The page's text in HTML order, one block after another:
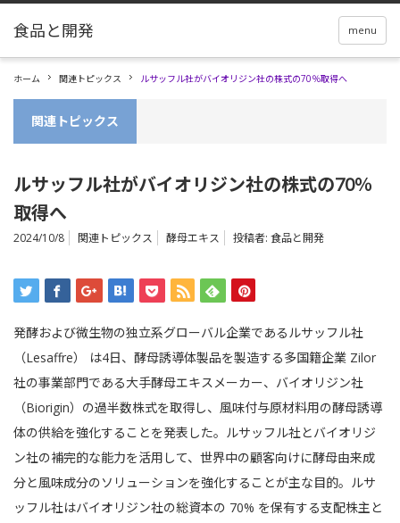
menu
ホーム 関連トピックス ルサッフル社がバイオリジン社の株式の70％取得へ
関連トピックス
ルサッフル社がバイオリジン社の株式の70％
取得へ
2024/10/8 関連トピックス 酵母エキス 投稿者: 食品と開発
発酵および微生物の独立系グローバル企業であるルサッフル社
（Lesaffre） は4日、酵母誘導体製品を製造する多国籍企業 Zilor
社の事業部門である大手酵母エキスメーカー、バイオリジン社
（Biorigin）の過半数株式を取得し、風味付与原材料用の酵母誘導
体の供給を強化することを発表した。ルサッフル社とバイオリジ
ン社の補完的な能力を活用して、世界中の顧客向けに酵母由来成
分と風味成分のソリューションを強化することが主な目的。ルサ
ッフル社はバイオリジン社の総資本の 70% を保有する支配株主と